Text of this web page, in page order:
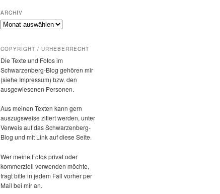
ARCHIV
Archiv
COPYRIGHT / URHEBERRECHT
Die Texte und Fotos im
Schwarzenberg-Blog gehören mir
(siehe Impressum) bzw. den
ausge­wie­senen Personen.
Aus meinen Texten kann gern
auszugs­weise zitiert werden, unter
Verweis auf das Schwarzenberg-
Blog und mit Link auf diese Seite.
Wer meine Fotos privat oder
kommer­ziell verwenden möchte,
fragt bitte in jedem Fall vorher per
Mail bei mir an.